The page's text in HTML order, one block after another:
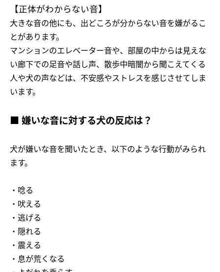
【正体がわからない音】
大きな音の他にも、出どころが分からない音を嫌がるこ
とがあります。
マンションのエレベーター音や、部屋の中からは見えな
い廊下での足音や話し声、散歩中暗闇から聞こえてくる
人や犬の声などは、不安感やストレスを感じさせてしま
います。
■ 嫌いな音に対する犬の反応は？
犬が嫌いな音を聞いたとき、以下のような行動がみられ
ます。
・唸る
・吠える
・逃げる
・隠れる
・震える
・息が荒くなる